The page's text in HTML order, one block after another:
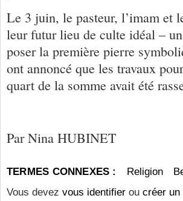
Le 3 juin, le pasteur, l’imam et
leur futur lieu de culte idéal –
poser la première pierre
ont annoncé que les travaux
quart de la somme avait été
Par Nina HUBINET
TERMES CONNEXES : Religion
Vous devez vous identifier ou créer un